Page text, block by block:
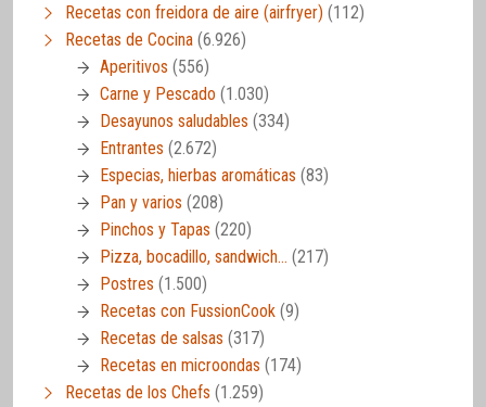
Recetas con freidora de aire (airfryer) (112)
Recetas de Cocina (6.926)
Aperitivos (556)
Carne y Pescado (1.030)
Desayunos saludables (334)
Entrantes (2.672)
Especias, hierbas aromáticas (83)
Pan y varios (208)
Pinchos y Tapas (220)
Pizza, bocadillo, sandwich… (217)
Postres (1.500)
Recetas con FussionCook (9)
Recetas de salsas (317)
Recetas en microondas (174)
Recetas de los Chefs (1.259)